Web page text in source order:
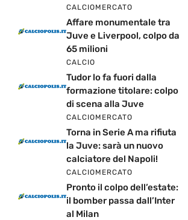
CALCIOMERCATO
Affare monumentale tra
Juve e Liverpool, colpo da
65 milioni
CALCIO
Tudor lo fa fuori dalla
formazione titolare: colpo
di scena alla Juve
CALCIOMERCATO
Torna in Serie A ma rifiuta
la Juve: sarà un nuovo
calciatore del Napoli!
CALCIOMERCATO
Pronto il colpo dell’estate:
il bomber passa dall’Inter
al Milan